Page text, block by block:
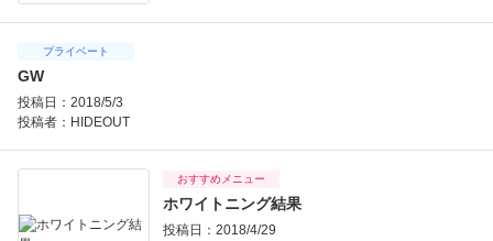
プライベート
GW
投稿日：2018/5/3
投稿者： HIDEOUT
おすすめメニュー
ホワイトニング結果
投稿日：2018/4/29